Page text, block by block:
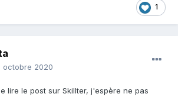
1
octobre 2020
lire le post sur Skillter, j'espère ne pas